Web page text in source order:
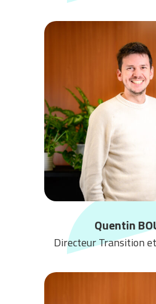
Quentin
Directeur Transition